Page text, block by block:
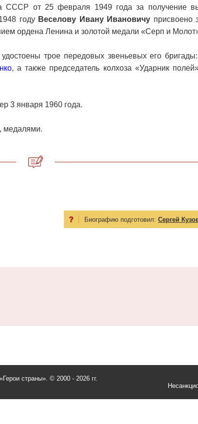
СССР от 25 февраля 1949 года за получение
году Веселову Ивану Ивановичу присвоено
ордена Ленина и золотой медали «Серп и
трое передовых звеньевых его бригады:
, а также председатель колхоза «Ударник
3 января 1960 года.
медалями.
Биографию подготовил: Сергей
страны». © 2000 - 2026 гг.